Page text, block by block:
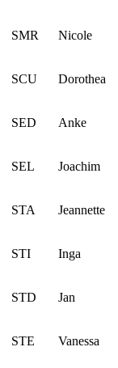
SMR Nicole
SCU Dorothea
SED Anke
SEL Joachim
STA Jeannette
STI Inga
STD Jan
STE Vanessa